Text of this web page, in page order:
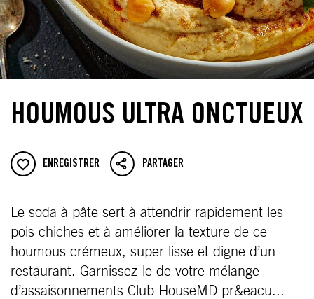
HOUMOUS ULTRA ONCTUEUX
ENREGISTRER PARTAGER
Le soda à pâte sert à attendrir rapidement les
pois chiches et à améliorer la texture de ce
houmous crémeux, super lisse et digne d’un
restaurant. Garnissez-le de votre mélange
d’assaisonnements Club HouseMD pr&eacu...